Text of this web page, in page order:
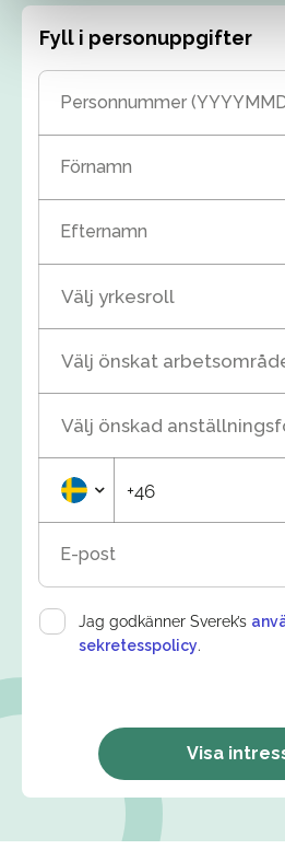
Fyll i personuppgifter
Personnummer
Förnamn
Efternamn
Välj yrkesroll
Välj önskat
Välj önskad
+46
E-post
Jag godkänner Sverek’s
sekretesspolicy.
Visa